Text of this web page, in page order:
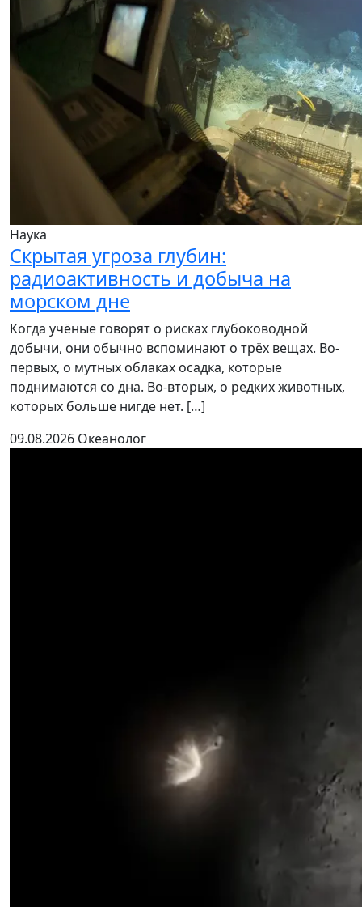
Наука
Скрытая угроза глубин:
радиоактивность и добыча на
морском дне
Когда учёные говорят о рисках глубоководной
добычи, они обычно вспоминают о трёх вещах. Во-
первых, о мутных облаках осадка, которые
поднимаются со дна. Во-вторых, о редких животных,
которых больше нигде нет. […]
09.08.2026 Океанолог